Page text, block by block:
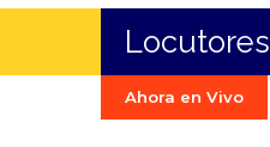
Locutores
Ahora en Vivo